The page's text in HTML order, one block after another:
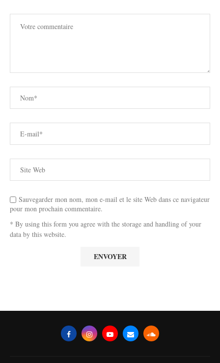
Sauvegarder mon nom, mon e-mail et le site Web dans ce navigateur
pour mon prochain commentaire.
* By using this form you agree with the storage and handling of your
data by this website.